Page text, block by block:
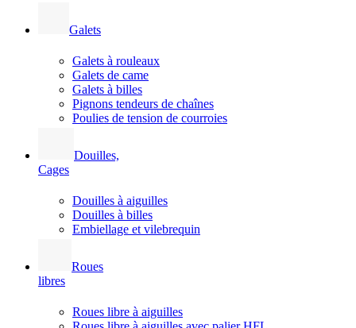
Galets
Galets à rouleaux
Galets de came
Galets à billes
Pignons tendeurs de chaînes
Poulies de tension de courroies
Douilles,
Cages
Douilles à aiguilles
Douilles à billes
Embiellage et vilebrequin
Roues
libres
Roues libre à aiguilles